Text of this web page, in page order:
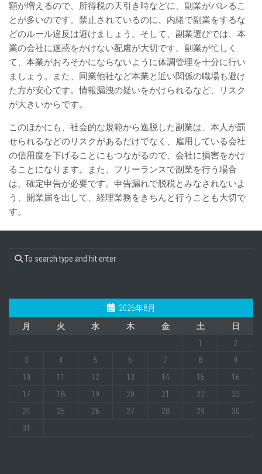
額が増えるので、所得税の天引き時などに、副業がバレるこ
とが多いのです。禁止されているのに、内緒で副業をするな
どのルール違反は避けましょう。そして、副業選びでは、本
業の会社に迷惑をかけない配慮が大切です。副業が忙しく
て、本業がおろそかにならないように体調管理を十分に行い
ましょう。また、同業他社など本業と近い関係の職場も避け
た方が安心です。情報漏洩の疑いをかけられるなど、リスク
が大きいからです。
このほかにも、社会的な規範から逸脱した副業は、本人が罰
せられるなどのリスクがあるだけでなく、雇用している会社
の信用度を下げることにもつながるので、会社に損害をかけ
ることになります。また、フリーランスで副業を行う場合
は、確定申告が必要です。申告漏れで脱税とみなされないよ
う、開業届を出して、経理業務をきちんと行うことも大切で
す。
2026年8月
月
火 水 木 金 土
日
1
2
3
4 5 6 7 8
9
10
11 12 13 14 15
16
17
18 19 20 21 22
23
24
25 26 27 28 29
30
31